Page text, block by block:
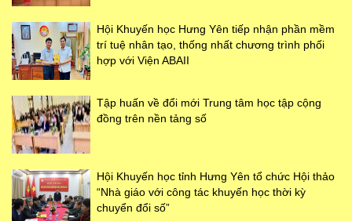
Hội Khuyến học Hưng Yên tiếp nhận phần mềm
trí tuệ nhân tạo, thống nhất chương trình phối
hợp với Viện ABAII
Tập huấn về đổi mới Trung tâm học tập cộng
đồng trên nền tảng số
Hội Khuyến học tỉnh Hưng Yên tổ chức Hội thảo
“Nhà giáo với công tác khuyến học thời kỳ
chuyển đổi số”